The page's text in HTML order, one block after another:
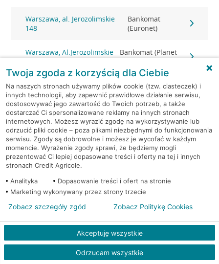
Warszawa, al. Jerozolimskie
148
Bankomat
(Euronet)
Warszawa, Al.Jerozolimskie
148
Bankomat (Planet
Cash)
Warszawa, al. Jerozolimskie
179
Bankomat (Planet
Cash)
Warszawa, al. Jerozolimskie
179
Bankomat (Planet
Cash)
Warszawa, al. Jerozolimskie
179
Bankomat
(Euronet)
Warszawa, al. Jerozolimskie
179
Bankomat
(Euronet)
179
(Euronet)
Warszawa, al. Jerozolimskie
179
Bankomat
(Euronet)
Twoja zgoda z korzyścią dla Ciebie
Na naszych stronach używamy plików cookie (tzw. ciasteczek) i
innych technologii, aby zapewnić prawidłowe działanie serwisu,
dostosowywać jego zawartość do Twoich potrzeb, a także
dostarczać Ci spersonalizowane reklamy na innych stronach
internetowych. Możesz wyrazić zgodę na wykorzystywanie lub
odrzucić pliki cookie – poza plikami niezbędnymi do funkcjonowania
serwisu. Zgody są dobrowolne i możesz je wycofać w każdym
momencie. Wyrażenie zgody sprawi, że będziemy mogli
prezentować Ci lepiej dopasowane treści i oferty na tej i innych
stronach Credit Agricole.
Analityka
Dopasowanie treści i ofert na stronie
Marketing wykonywany przez strony trzecie
Akceptuję wszystkie
Odrzucam wszystkie
Zobacz szczegóły zgód Zobacz Politykę Cookies